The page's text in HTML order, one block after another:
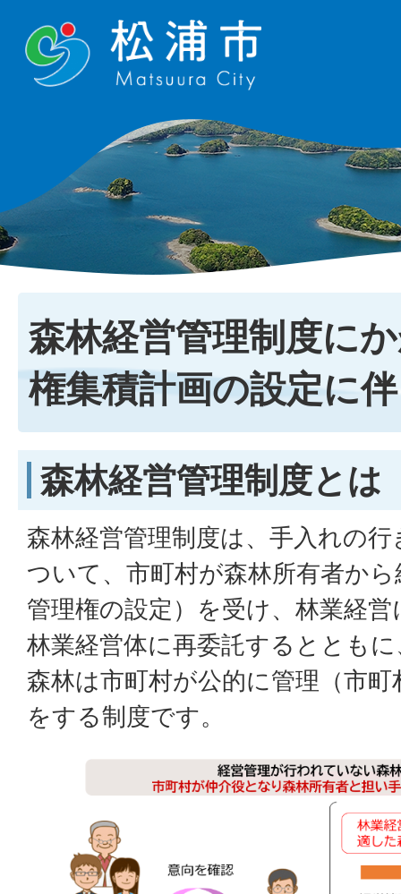
森林経営管理制度に
権集積計画の設定に
森林経営管理制度とは
森林経営管理制度は、手入れの
ついて、市町村が森林所有者か
管理権の設定）を受け、林業経
林業経営体に再委託するととも
森林は市町村が公的に管理（市
をする制度です。